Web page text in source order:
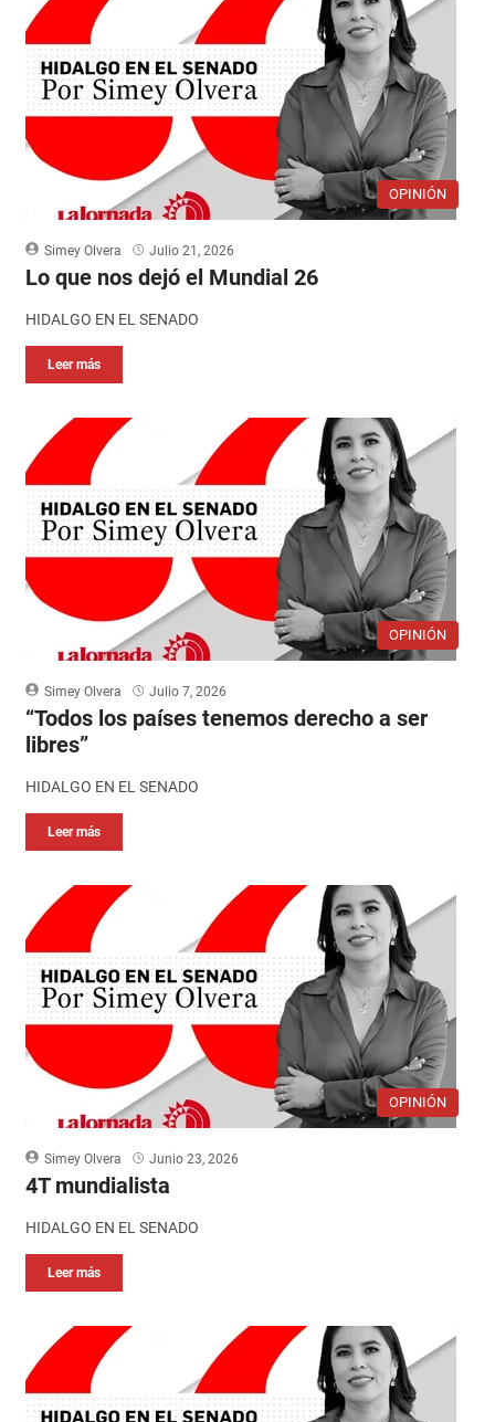
OPINIÓN
Simey Olvera Julio 21, 2026
Lo que nos dejó el Mundial 26
HIDALGO EN EL SENADO
Leer más
OPINIÓN
Simey Olvera Julio 7, 2026
“Todos los países tenemos derecho a ser
libres”
HIDALGO EN EL SENADO
Leer más
OPINIÓN
Simey Olvera Junio 23, 2026
4T mundialista
HIDALGO EN EL SENADO
Leer más